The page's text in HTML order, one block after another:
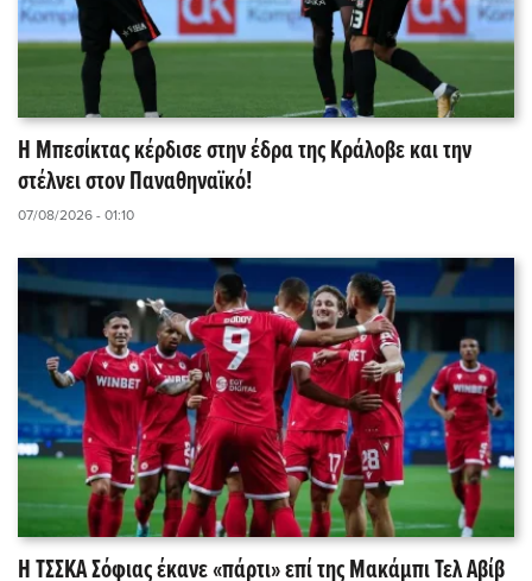
Η Μπεσίκτας κέρδισε στην έδρα της Κράλοβε και την
στέλνει στον Παναθηναϊκό!
07/08/2026 - 01:10
Η ΤΣΣΚΑ Σόφιας έκανε «πάρτι» επί της Μακάμπι Τελ Αβίβ